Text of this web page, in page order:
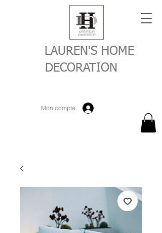
LAUREN'S HOME
DECORATION
Mon compte